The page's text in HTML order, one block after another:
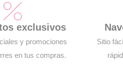
exclusivos
y promociones
en tus compras.
Sitio